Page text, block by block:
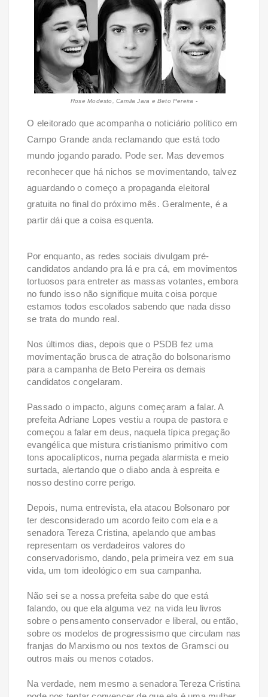
Rose Modesto, Camila Jara e Beto Pereira -
O eleitorado que acompanha o noticiário político em
Campo Grande anda reclamando que está todo
mundo jogando parado. Pode ser. Mas devemos
reconhecer que há nichos se movimentando, talvez
aguardando o começo a propaganda eleitoral
gratuita no final do próximo mês. Geralmente, é a
partir dái que a coisa esquenta.
Por enquanto, as redes sociais divulgam pré-
candidatos andando pra lá e pra cá, em movimentos
tortuosos para entreter as massas votantes, embora
no fundo isso não signifique muita coisa porque
estamos todos escolados sabendo que nada disso
se trata do mundo real.
Nos últimos dias, depois que o PSDB fez uma
movimentação brusca de atração do bolsonarismo
para a campanha de Beto Pereira os demais
candidatos congelaram.
Passado o impacto, alguns começaram a falar. A
prefeita Adriane Lopes vestiu a roupa de pastora e
começou a falar em deus, naquela típica pregação
evangélica que mistura cristianismo primitivo com
tons apocalípticos, numa pegada alarmista e meio
surtada, alertando que o diabo anda à espreita e
nosso destino corre perigo.
Depois, numa entrevista, ela atacou Bolsonaro por
ter desconsiderado um acordo feito com ela e a
senadora Tereza Cristina, apelando que ambas
representam os verdadeiros valores do
conservadorismo, dando, pela primeira vez em sua
vida, um tom ideológico em sua campanha.
Não sei se a nossa prefeita sabe do que está
falando, ou que ela alguma vez na vida leu livros
sobre o pensamento conservador e liberal, ou então,
sobre os modelos de progressismo que circulam nas
franjas do Marxismo ou nos textos de Gramsci ou
outros mais ou menos cotados.
Na verdade, nem mesmo a senadora Tereza Cristina